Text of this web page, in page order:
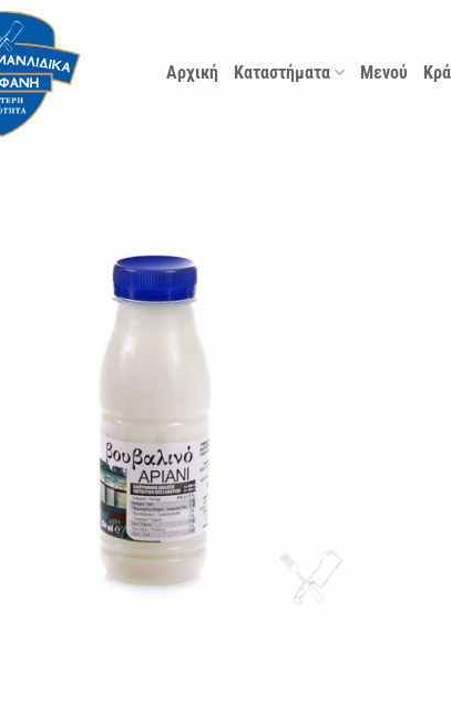
Αρχική Καταστήματα Μενού